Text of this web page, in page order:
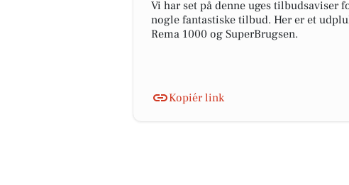
Vi har set på denne uges
nogle fantastiske tilbud. Her er et
Rema 1000 og SuperBrugsen.
Kopiér link